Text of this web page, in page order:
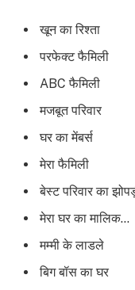
खून का रिश्ता
परफेक्ट फैमिली
ABC फैमिली
मजबूत परिवार
घर का मेंबर्स
मेरा फैमिली
बेस्ट परिवार का
मेरा घर का मालिक…
मम्मी के लाडले
बिग बॉस का घर